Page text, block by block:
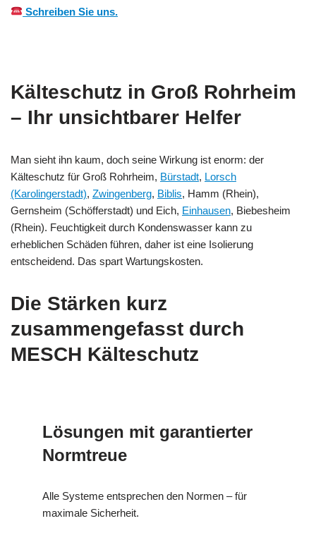
Schreiben Sie uns.
Kälteschutz in Groß Rohrheim
– Ihr unsichtbarer Helfer
Man sieht ihn kaum, doch seine Wirkung ist enorm: der
Kälteschutz für Groß Rohrheim, Bürstadt, Lorsch
(Karolingerstadt), Zwingenberg, Biblis, Hamm (Rhein),
Gernsheim (Schöfferstadt) und Eich, Einhausen, Biebesheim
(Rhein). Feuchtigkeit durch Kondenswasser kann zu
erheblichen Schäden führen, daher ist eine Isolierung
entscheidend. Das spart Wartungskosten.
Die Stärken kurz
zusammengefasst durch
MESCH Kälteschutz
Lösungen mit garantierter
Normtreue
Alle Systeme entsprechen den Normen – für
maximale Sicherheit.